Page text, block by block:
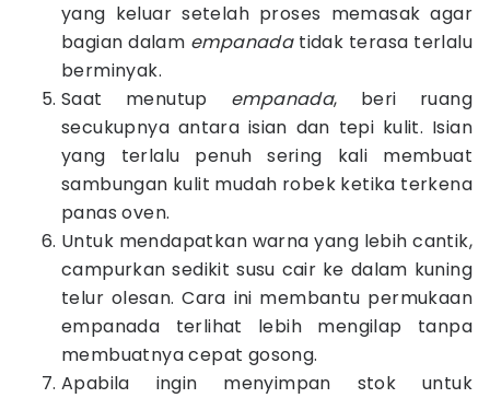
yang keluar setelah proses memasak agar
bagian dalam empanada tidak terasa terlalu
berminyak.
Saat menutup empanada, beri ruang
secukupnya antara isian dan tepi kulit. Isian
yang terlalu penuh sering kali membuat
sambungan kulit mudah robek ketika terkena
panas oven.
Untuk mendapatkan warna yang lebih cantik,
campurkan sedikit susu cair ke dalam kuning
telur olesan. Cara ini membantu permukaan
empanada terlihat lebih mengilap tanpa
membuatnya cepat gosong.
Apabila ingin menyimpan stok untuk